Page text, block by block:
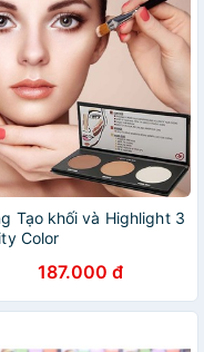
Tạo khối và Highlight 3
Color
187.000 đ